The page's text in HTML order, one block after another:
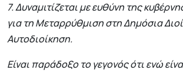
7. Δυναμιτίζεται με ευθύνη της
για τη Μεταρρύθμιση στη Δημόσια
Αυτοδιοίκηση.
Είναι παράδοξο το γεγονός ότι ενώ